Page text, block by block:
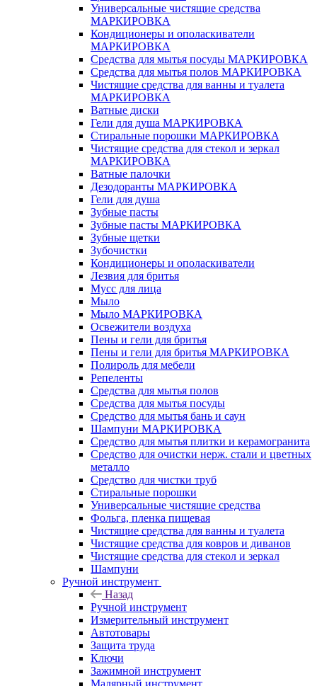
Универсальные чистящие средства
МАРКИРОВКА
Кондиционеры и ополаскиватели
МАРКИРОВКА
Средства для мытья посуды МАРКИРОВКА
Средства для мытья полов МАРКИРОВКА
Чистящие средства для ванны и туалета
МАРКИРОВКА
Ватные диски
Гели для душа МАРКИРОВКА
Стиральные порошки МАРКИРОВКА
Чистящие средства для стекол и зеркал
МАРКИРОВКА
Ватные палочки
Дезодоранты МАРКИРОВКА
Гели для душа
Зубные пасты
Зубные пасты МАРКИРОВКА
Зубные щетки
Зубочистки
Кондиционеры и ополаскиватели
Лезвия для бритья
Мусс для лица
Мыло
Мыло МАРКИРОВКА
Освежители воздуха
Пены и гели для бритья
Пены и гели для бритья МАРКИРОВКА
Полироль для мебели
Репеленты
Средства для мытья полов
Средства для мытья посуды
Средство для мытья бань и саун
Шампуни МАРКИРОВКА
Средство для мытья плитки и керамогранита
Средство для очистки нерж. стали и цветных
металло
Средство для чистки труб
Стиральные порошки
Универсальные чистящие средства
Фольга, пленка пищевая
Чистящие средства для ванны и туалета
Чистящие средства для ковров и диванов
Чистящие средства для стекол и зеркал
Шампуни
Ручной инструмент
Назад
Ручной инструмент
Измерительный инструмент
Автотовары
Защита труда
Ключи
Зажимной инструмент
Малярный инструмент